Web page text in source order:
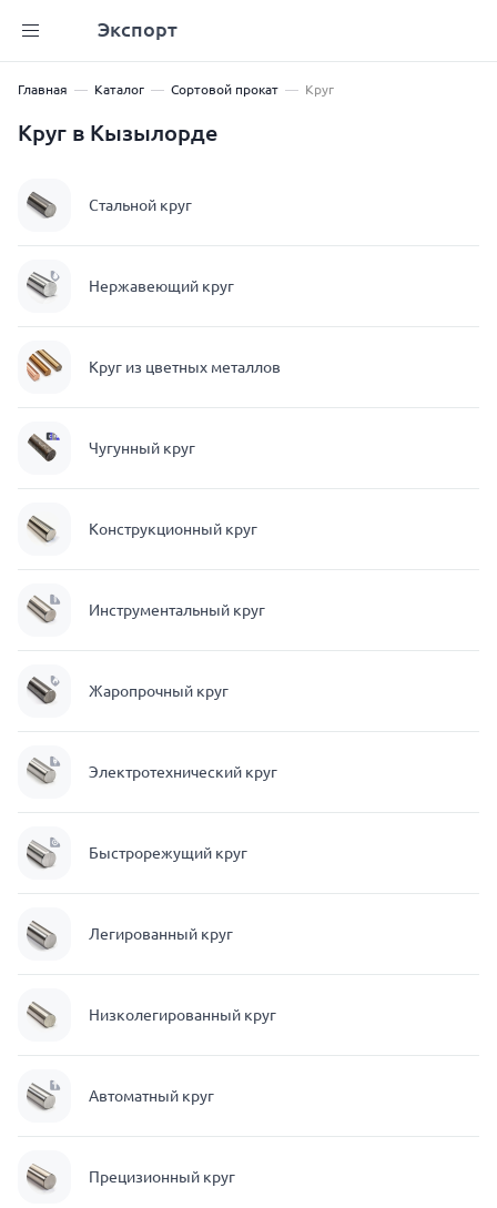
Экспорт
Главная Каталог Сортовой прокат Круг
Круг в Кызылорде
Стальной круг
Нержавеющий круг
Круг из цветных металлов
Чугунный круг
Конструкционный круг
Инструментальный круг
Жаропрочный круг
Электротехнический круг
Быстрорежущий круг
Легированный круг
Низколегированный круг
Автоматный круг
Прецизионный круг